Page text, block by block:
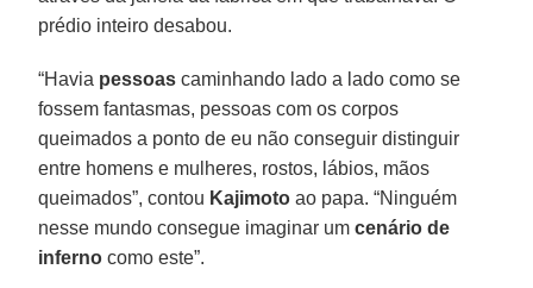
prédio inteiro desabou.
“Havia pessoas caminhando lado a lado como se
fossem fantasmas, pessoas com os corpos
queimados a ponto de eu não conseguir distinguir
entre homens e mulheres, rostos, lábios, mãos
queimados”, contou Kajimoto ao papa. “Ninguém
nesse mundo consegue imaginar umcenário de
inferno como este”.